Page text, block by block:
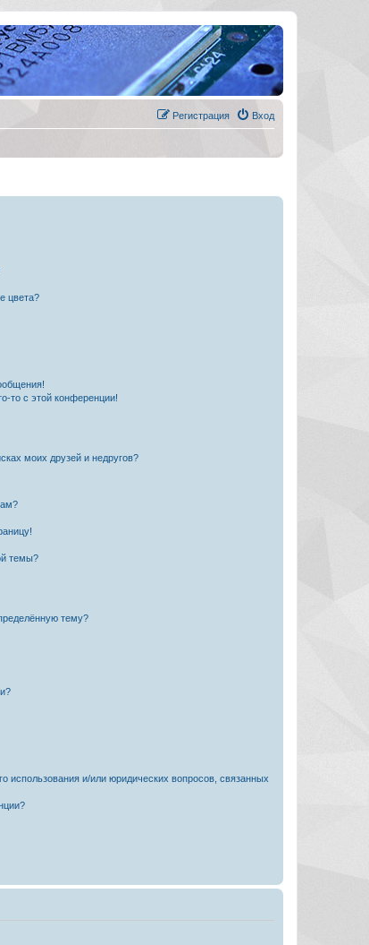
Вход
Регистрация
цвета?
то с этой конференции!
моих друзей и недругов?
темы?
тему?
использования и/или юридических вопросов, связанных